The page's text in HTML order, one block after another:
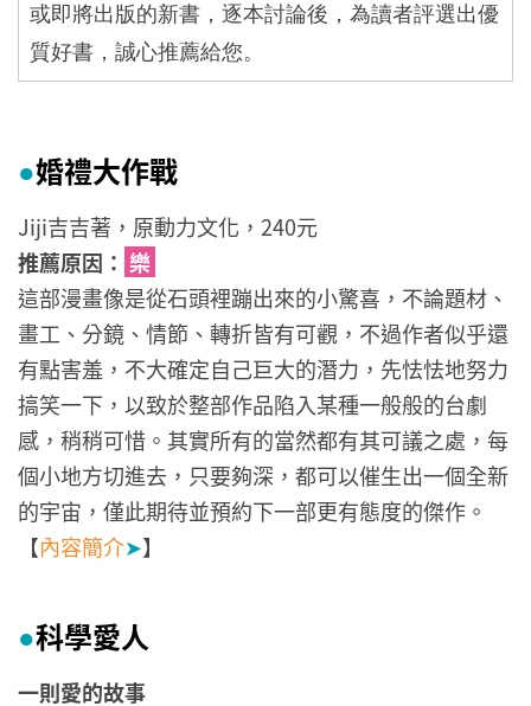
或即將出版的新書，逐本討論後，為讀者評選出優
質好書，誠心推薦給您。
●婚禮大作戰
Jiji吉吉著，原動力文化，240元
推薦原因： 樂
這部漫畫像是從石頭裡蹦出來的小驚喜，不論題材、
畫工、分鏡、情節、轉折皆有可觀，不過作者似乎還
有點害羞，不大確定自己巨大的潛力，先怯怯地努力
搞笑一下，以致於整部作品陷入某種一般般的台劇
感，稍稍可惜。其實所有的當然都有其可議之處，每
個小地方切進去，只要夠深，都可以催生出一個全新
的宇宙，僅此期待並預約下一部更有態度的傑作。
【內容簡介➤】
●科學愛人
一則愛的故事